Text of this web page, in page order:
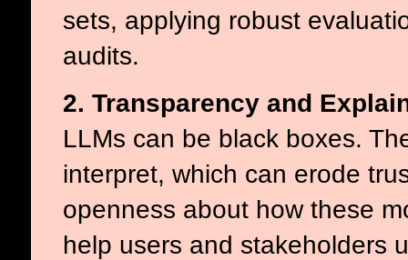
sets, applying robust
audits.
2. Transparency and
LLMs can be black boxes.
interpret, which can erode
openness about how these
help users and stakeholders